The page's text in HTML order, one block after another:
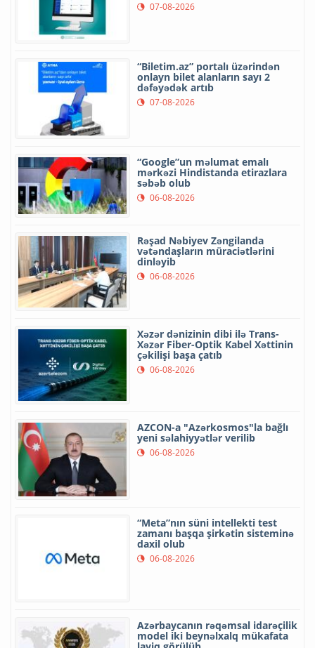
07-08-2026
“Biletim.az” portalı üzərindən
onlayn bilet alanların sayı 2
dəfəyədək artıb
07-08-2026
“Google”un məlumat emalı
mərkəzi Hindistanda etirazlara
səbəb olub
06-08-2026
Rəşad Nəbiyev Zəngilanda
vətəndaşların müraciətlərini
dinləyib
06-08-2026
Xəzər dənizinin dibi ilə Trans-
Xəzər Fiber-Optik Kabel Xəttinin
çəkilişi başa çatıb
06-08-2026
AZCON-a "Azərkosmos"la bağlı
yeni səlahiyyətlər verilib
06-08-2026
“Meta”nın süni intellekti test
zamanı başqa şirkətin sisteminə
daxil olub
06-08-2026
Azərbaycanın rəqəmsal idarəçilik
model iki beynəlxalq mükafata